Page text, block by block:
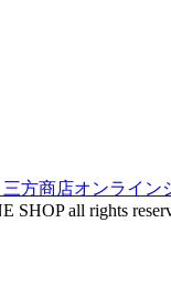
SHOP all rights